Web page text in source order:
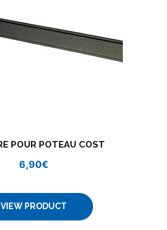
POUR POTEAU COST
6,90€
VIEW PRODUCT